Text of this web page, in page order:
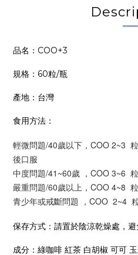
品名：COO+3
規格：60粒/瓶
產地：台灣
食用方法：
輕微問題/40歲以下，COO 2~3
後口服
中度問題/41~60歲 ，COO 3~6
嚴重問題/60歲以上，COO 4~8
青少年或戒斷問題 ，COO 2~4
保存方式：請置於陰涼乾燥處，避
成分：綠咖啡 紅茶 白胡椒 可可